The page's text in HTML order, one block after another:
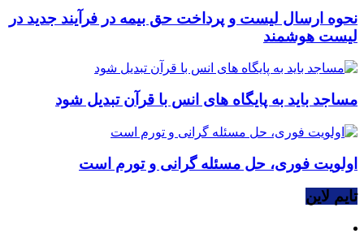
نحوه ارسال لیست و پرداخت حق بیمه در فرآیند جدید در
لیست هوشمند
مساجد باید به پایگاه های انس با قرآن تبدیل شود
اولویت فوری، حل مسئله گرانی و تورم است
تایم لاین